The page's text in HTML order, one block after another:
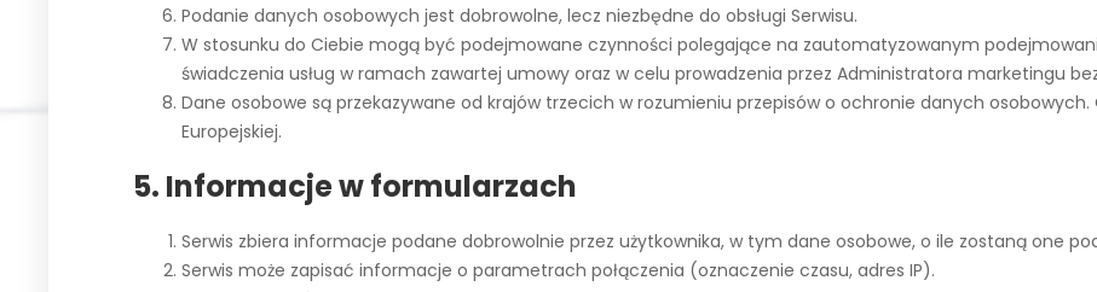
Podanie danych osobowych jest dobrowolne, lecz niezbędne do obsługi Serwisu.
W stosunku do Ciebie mogą być podejmowane czynności polegające na zautomatyzowanym
świadczenia usług w ramach zawartej umowy oraz w celu prowadzenia przez Administratora marketingu
Dane osobowe są przekazywane od krajów trzecich w rozumieniu przepisów o ochronie danych osobowych.
Europejskiej.
5. Informacje w formularzach
Serwis zbiera informacje podane dobrowolnie przez użytkownika, w tym dane osobowe, o ile zostaną one
Serwis może zapisać informacje o parametrach połączenia (oznaczenie czasu, adres IP).